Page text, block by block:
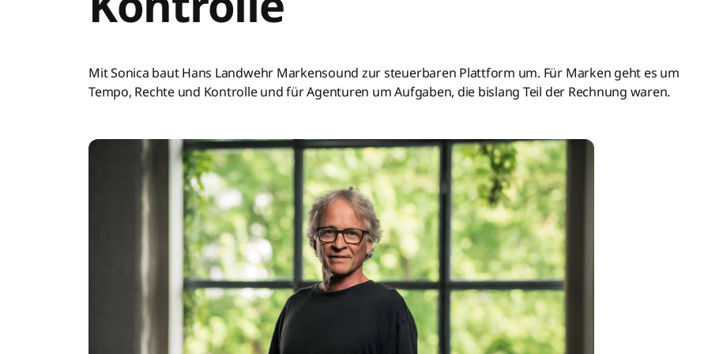
Mit Sonica baut Hans Landwehr Markensound zur steuerbaren Plattform um. Für Marken geht es um
Tempo, Rechte und Kontrolle und für Agenturen um Aufgaben, die bislang Teil der Rechnung waren.